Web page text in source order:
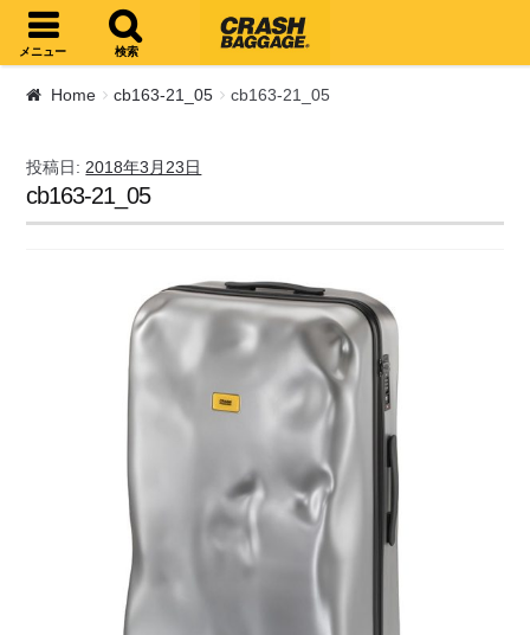
ナビゲーションへスキップ
コンテンツへスキップ
メニュー 検索
Home cb163-21_05 cb163-21_05
投稿日: 2018年3月23日
cb163-21_05